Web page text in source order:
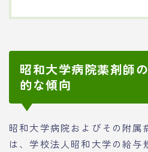
昭和大学病院薬剤師
的な傾向
昭和大学病院およびその附属
は、学校法人昭和大学の給与